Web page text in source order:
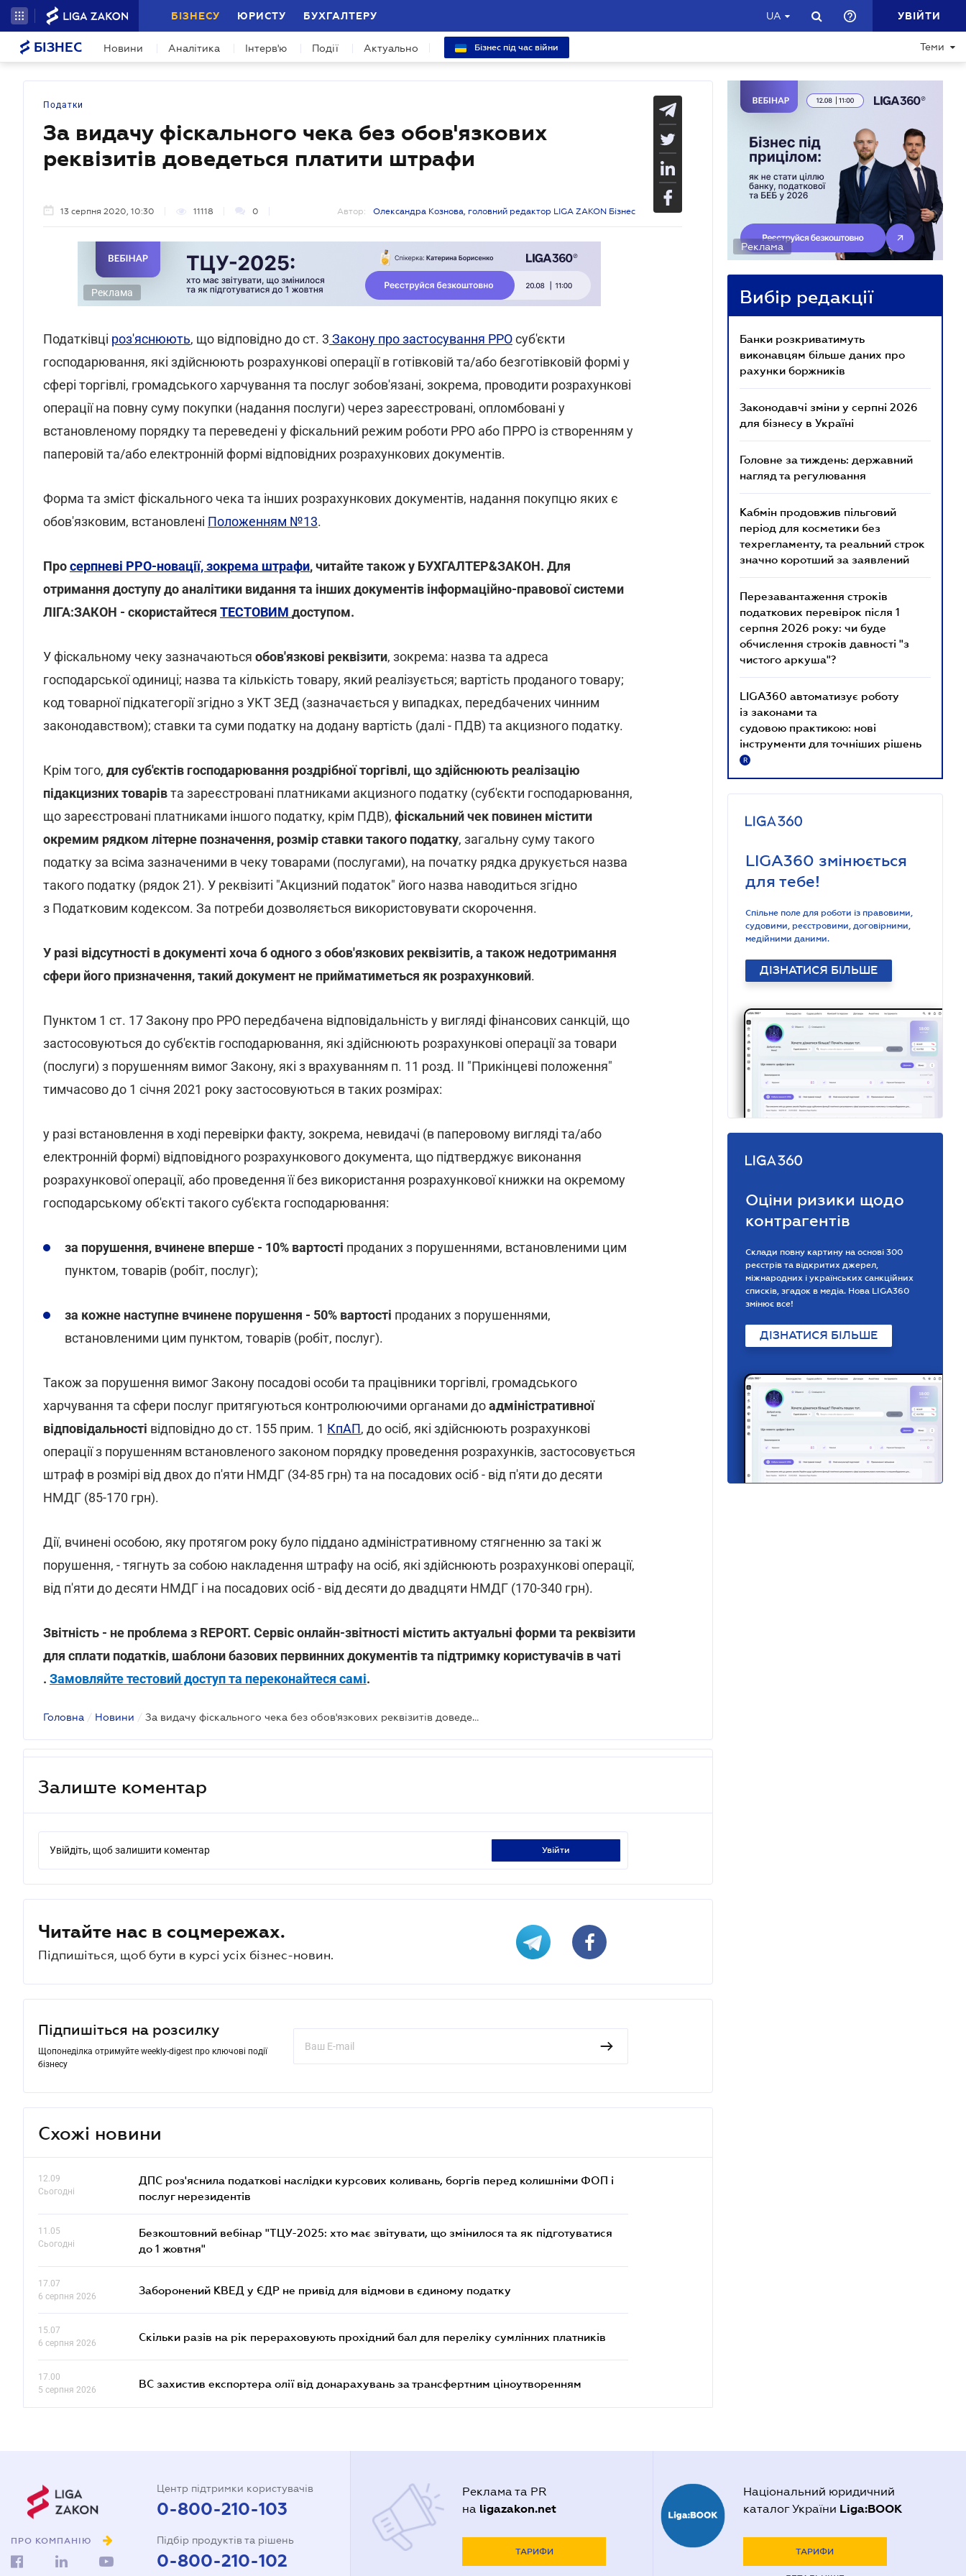
БІЗНЕСУ ЮРИСТУ БУХГАЛТЕРУ UA УВІЙТИ
БІЗНЕС Новини Аналітика Інтерв'ю Події Актуально Бізнес під час війни Теми
Податки
За видачу фіскального чека без обов'язкових
реквізитів доведеться платити штрафи
13 серпня 2020, 10:30 11118 0 Автор: Олександра Кознова, головний редактор LIGA ZAKON Бізнес
Реклама
Податківці роз'яснюють, що відповідно до ст. 3 Закону про застосування РРОсуб'єкти
господарювання, які здійснюють розрахункові операції в готівковій та/або безготівковій формі у
сфері торгівлі, громадського харчування та послуг зобов'язані, зокрема, проводити розрахункові
операції на повну суму покупки (надання послуги) через зареєстровані, опломбовані у
встановленому порядку та переведені у фіскальний режим роботи РРО або ПРРО із створенням у
паперовій та/або електронній формі відповідних розрахункових документів.
Форма та зміст фіскального чека та інших розрахункових документів, надання покупцю яких є
обов'язковим, встановлені Положенням №13.
Просерпневі РРО-новації, зокрема штрафи, читайте також у БУХГАЛТЕР&ЗАКОН. Для
отримання доступу до аналітики видання та інших документів інформаційно-правової системи
ЛІГА:ЗАКОН - скористайтеся ТЕСТОВИМ доступом.
У фіскальному чеку зазначаються обов'язкові реквізити, зокрема: назва та адреса
господарської одиниці; назва та кількість товару, який реалізується; вартість проданого товару;
код товарної підкатегорії згідно з УКТ ЗЕД (зазначається у випадках, передбачених чинним
законодавством); ставки та суми податку на додану вартість (далі - ПДВ) та акцизного податку.
Крім того, для суб'єктів господарювання роздрібної торгівлі, що здійснюють реалізацію
підакцизних товарівта зареєстровані платниками акцизного податку (суб'єкти господарювання,
що зареєстровані платниками іншого податку, крім ПДВ), фіскальний чек повинен містити
окремим рядком літерне позначення, розмір ставки такого податку, загальну суму такого
податку за всіма зазначеними в чеку товарами (послугами), на початку рядка друкується назва
такого податку (рядок 21). У реквізиті "Акцизний податок" його назва наводиться згідно
з Податковим кодексом. За потреби дозволяється використовувати скорочення.
У разі відсутності в документі хоча б одного з обов'язкових реквізитів, а також недотримання
сфери його призначення, такий документ не прийматиметься як розрахунковий.
Пунктом 1 ст. 17 Закону про РРО передбачена відповідальність у вигляді фінансових санкцій, що
застосовуються до суб'єктів господарювання, які здійснюють розрахункові операції за товари
(послуги) з порушенням вимог Закону, які з врахуванням п. 11 розд. II "Прикінцеві положення"
тимчасово до 1 січня 2021 року застосовуються в таких розмірах:
у разі встановлення в ході перевірки факту, зокрема, невидачі (в паперовому вигляді та/або
електронній формі) відповідного розрахункового документа, що підтверджує виконання
розрахункової операції, або проведення її без використання розрахункової книжки на окремому
господарському об'єкті такого суб'єкта господарювання:
за порушення, вчинене вперше - 10% вартості проданих з порушеннями, встановленими цим
пунктом, товарів (робіт, послуг);
за кожне наступне вчинене порушення - 50% вартості проданих з порушеннями,
встановленими цим пунктом, товарів (робіт, послуг).
Також за порушення вимог Закону посадові особи та працівники торгівлі, громадського
харчування та сфери послуг притягуються контролюючими органами доадміністративної
відповідальності відповідно до ст. 155 прим. 1 КпАП, до осіб, які здійснюють розрахункові
операції з порушенням встановленого законом порядку проведення розрахунків, застосовується
штраф в розмірі від двох до п'яти НМДГ (34-85 грн) та на посадових осіб - від п'яти до десяти
НМДГ (85-170 грн).
Дії, вчинені особою, яку протягом року було піддано адміністративному стягненню за такі ж
порушення, - тягнуть за собою накладення штрафу на осіб, які здійснюють розрахункові операції,
від п'яти до десяти НМДГ і на посадових осіб - від десяти до двадцяти НМДГ (170-340 грн).
Звітність - не проблема з REPORT. Сервіс онлайн-звітності містить актуальні форми та реквізити
для сплати податків, шаблони базових первинних документів та підтримку користувачів в чаті
. Замовляйте тестовий доступ та переконайтеся самі.
Головна / Новини / За видачу фіскального чека без обов'язкових реквізитів доведеться платити штрафи
Залиште коментар
Увійдіть, щоб залишити коментар увійти
Читайте нас в соцмережах.
Підпишіться, щоб бути в курсі усіх бізнес-новин.
Підпишіться на розсилку
Щопонеділка отримуйте weekly-digest про ключові події
бізнесу
Схожі новини
12.09
Сьогодні
ДПС роз'яснила податкові наслідки курсових коливань, боргів перед колишніми ФОП і
послуг нерезидентів
11.05
Сьогодні
Безкоштовний вебінар "ТЦУ-2025: хто має звітувати, що змінилося та як підготуватися
до 1 жовтня"
17.07
6 серпня 2026
Заборонений КВЕД у ЄДР не привід для відмови в єдиному податку
15.07
6 серпня 2026
Скільки разів на рік перераховують прохідний бал для переліку сумлінних платників
17.00
5 серпня 2026
ВС захистив експортера олії від донарахувань за трансфертним ціноутворенням
Реклама
Вибір редакції
Банки розкриватимуть
виконавцям більше даних про
рахунки боржників
Законодавчі зміни у серпні 2026
для бізнесу в Україні
Головне за тиждень: державний
нагляд та регулювання
Кабмін продовжив пільговий
період для косметики без
техрегламенту, та реальний строк
значно коротший за заявлений
Перезавантаження строків
податкових перевірок після 1
серпня 2026 року: чи буде
обчислення строків давності "з
чистого аркуша"?
LIGA360 автоматизує роботу
із законами та
судовою практикою: нові
інструменти для точніших рішень
R
LIGA360 змінюється
для тебе!
Спільне поле для роботи із правовими,
судовими, реєстровими, договірними,
медійними даними.
ДІЗНАТИСЯ БІЛЬШЕ
Оціни ризики щодо
контрагентів
Склади повну картину на основі 300
реєстрів та відкритих джерел,
міжнародних і українських санкційних
списків, згадок в медіа. Нова LIGA360
змінює все!
ДІЗНАТИСЯ БІЛЬШЕ
ПРО КОМПАНІЮ
Центр підтримки користувачів
0-800-210-103
Підбір продуктів та рішень
0-800-210-102
Реклама та PR
на ligazakon.net
ТАРИФИ
Національний юридичний
каталог України Liga:BOOK
ТАРИФИ